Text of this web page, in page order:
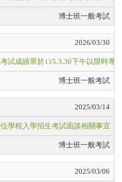
博士班一般考試
2026/03/30
試成績單於115.3.30下午以限時專
博士班一般考試
2025/03/14
學程入學招生考試面談相關事宜（
博士班一般考試
2025/03/06